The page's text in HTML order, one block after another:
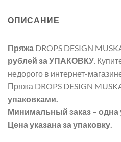
ОПИСАНИЕ
Пряжа DROPS DESIGN
рублей за УПАКОВКУ .
недорого в интернет-
Пряжа DROPS DESIGN
упаковками.
Минимальный заказ – одна
Цена указана за упаковку.